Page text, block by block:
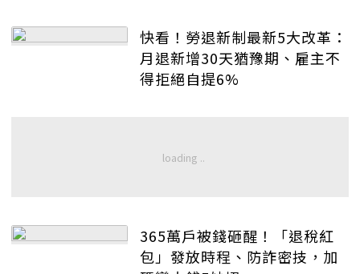
快看！勞退新制最新5大改革：
月退新增30天猶豫期、雇主不
得拒絕自提6%
365萬戶被錢砸醒！「退稅紅
包」發放時程、防詐密技，加